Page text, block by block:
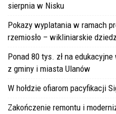
sierpnia w Nisku
Pokazy wyplatania w ramach
rzemiosło – wikliniarskie
Ponad 80 tys. zł na
z gminy i miasta Ulanów
W hołdzie ofiarom pacyfikacji
Zakończenie remontu i